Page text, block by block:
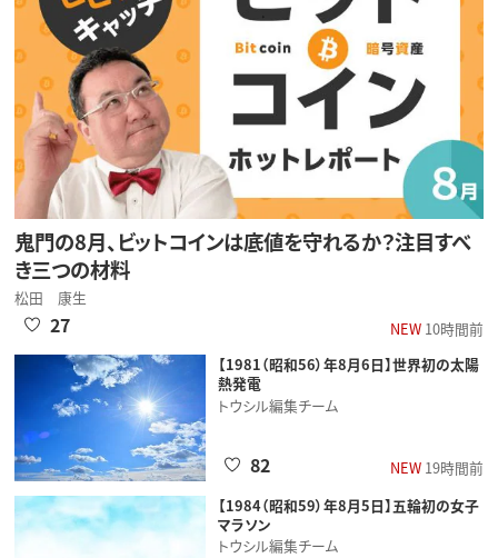
鬼門の8月、ビットコインは底値を守れるか？注目すべ
き三つの材料
松田 康生
NEW10時間前
27
【1981（昭和56）年8月6日】世界初の太陽
熱発電
トウシル編集チーム
NEW19時間前
82
【1984（昭和59）年8月5日】五輪初の女子
マラソン
トウシル編集チーム